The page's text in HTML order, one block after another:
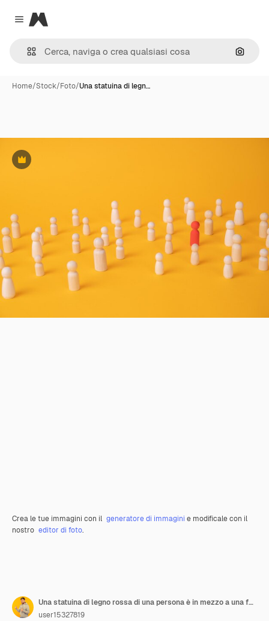
Close menu
Magnific
Cerca
Home/Stock/Foto/Una statuina di legn…
Premium
Crea le tue immagini con il generatore di immagini e modificale con il
nostro editor di foto.
Una statuina di legno rossa di una persona è in mezzo a una folla di statuine su uno sfondo giallo
user15327819